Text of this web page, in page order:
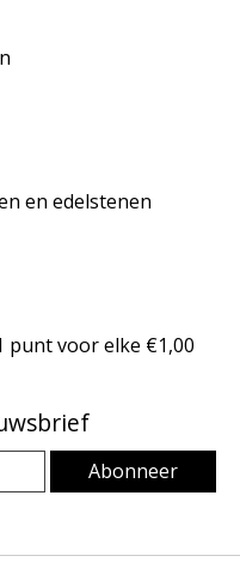
en edelstenen
punt voor elke €1,00
Abonneer